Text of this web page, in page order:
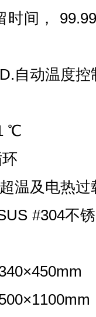
时间，
自动温度控
℃
温及电热
#304不